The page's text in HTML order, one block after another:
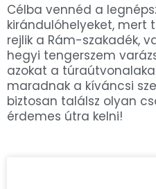
Célba vennéd a
kirándulóhelyeket, mert
rejlik a Rám-szakadék,
hegyi tengerszem
azokat a
maradnak a kíváncsi
biztosan találsz olyan
érdemes útra kelni!